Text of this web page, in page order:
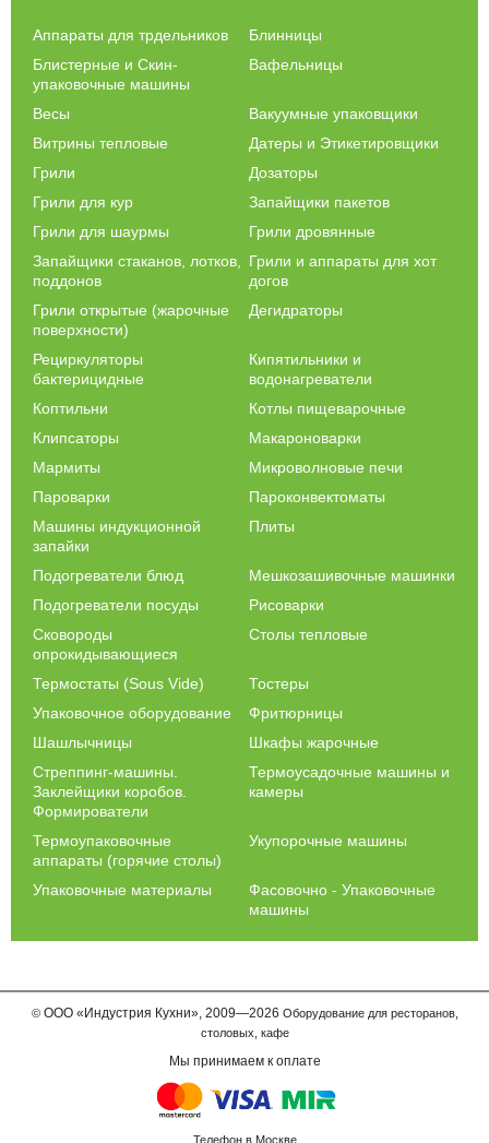
посмотреть цены и купить кухонное изделие для вашего кафе
ассортиментом рисоварок, посмотреть их технические
характеристики и вместительность. Таким образом, вы сможете
подобрать наиболее выгодную модель.
Главными преимуществами рисоварки являются:
рационализация времени приготовления,
возможность получить идеальный рассыпчатый рис,
относительно невысокая цена,
возможность приготовить разные тушенные и отварные
Рисоварка сохранит все полезные вещества в рисе, ваши гости
будут в восторге!
Аппараты для трдельников
Блинницы
Блистерные и Скин-
упаковочные машины
Вафельницы
Весы
Вакуумные упаковщики
Витрины тепловые
Датеры и Этикетировщики
Грили
Дозаторы
Грили для кур
Запайщики пакетов
Грили для шаурмы
Грили дровянные
Запайщики стаканов, лотков,
поддонов
Грили и аппараты для хот
догов
Грили открытые (жарочные
поверхности)
Дегидраторы
Рециркуляторы
бактерицидные
Кипятильники и
водонагреватели
Коптильни
Котлы пищеварочные
Клипсаторы
Макароноварки
Мармиты
Микроволновые печи
Пароварки
Пароконвектоматы
Машины индукционной
запайки
Плиты
Подогреватели блюд
Мешкозашивочные машинки
Подогреватели посуды
Рисоварки
Сковороды
опрокидывающиеся
Столы тепловые
Термостаты (Sous Vide)
Тостеры
Упаковочное оборудование
Фритюрницы
Шашлычницы
Шкафы жарочные
Стреппинг-машины.
Заклейщики коробов.
Формирователи
Термоусадочные машины и
камеры
Термоупаковочные
аппараты (горячие столы)
Укупорочные машины
Упаковочные материалы
Фасовочно - Упаковочные
машины
© ООО «Индустрия Кухни»,2009—2026 Оборудование для ресторанов,
столовых, кафе
Мы принимаем к оплате
Телефон в Москве